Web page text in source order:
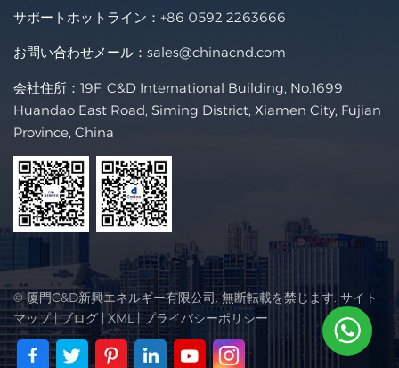
サポートホットライン： +86 0592 2263666
お問い合わせメール： sales@chinacnd.com
会社住所：19F, C&D International Building, No.1699
Huandao East Road, Siming District, Xiamen City, Fujian
Province, China
© 厦門C&D新興エネルギー有限公司. 無断転載を禁じます. サイト
マップ|ブログ |XML|プライバシーポリシー